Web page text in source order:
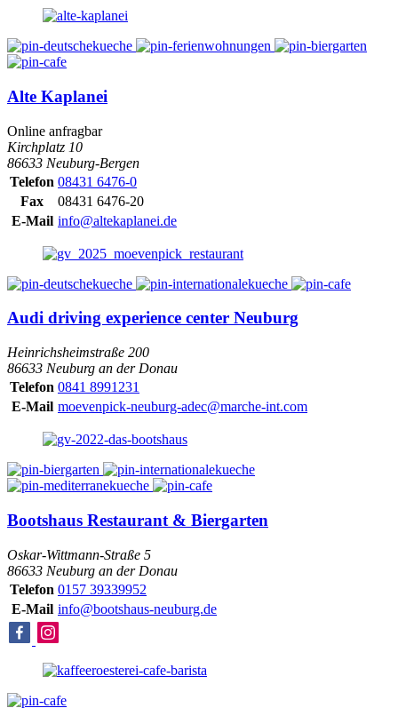
Alte Kaplanei
Online anfragbar
Kirchplatz 10
86633 Neuburg-Bergen
Telefon 08431 6476-0
Fax
08431 6476-20
E-Mail info@altekaplanei.de
Audi driving experience center Neuburg
Heinrichsheimstraße 200
86633 Neuburg an der Donau
Telefon 0841 8991231
E-Mail moevenpick-neuburg-adec@marche-int.com
Bootshaus Restaurant & Biergarten
Oskar-Wittmann-Straße 5
86633 Neuburg an der Donau
Telefon 0157 39339952
E-Mail info@bootshaus-neuburg.de